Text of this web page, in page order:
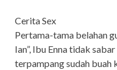
Cerita Sex
Pertama-tama belahan
Ian”, Ibu Enna tidak
terpampang sudah buah